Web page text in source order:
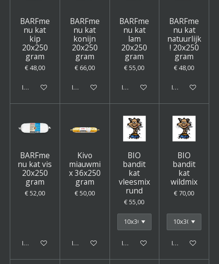
BARFme
nu kat
kip
20x250
gram
€ 48,00
In winkelwagen
BARFme
nu kat
konijn
20x250
gram
€ 66,00
In winkelwagen
BARFme
nu kat
lam
20x250
gram
€ 55,00
In winkelwagen
BARFme
nu kat
natuurlijk
! 20x250
gram
€ 48,00
In winkelwagen
BARFme
nu kat vis
20x250
gram
€ 52,00
In winkelwagen
Kivo
miauwmi
x 36x250
gram
€ 50,00
In winkelwagen
BIO
bandit
kat
vleesmix
rund
€ 55,00
In winkelwagen
BIO
bandit
kat
wildmix
€ 70,00
In winkelwagen